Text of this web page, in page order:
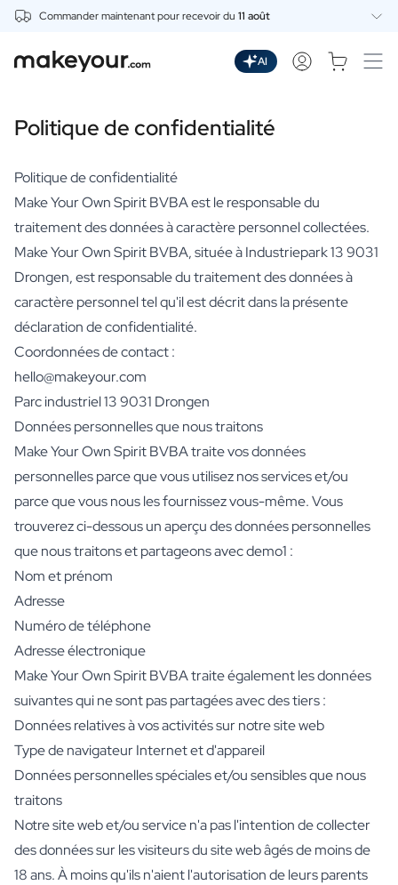
Commander maintenant pour recevoir du 11 août
Boissons
Whisky Personnalisé
Rhum Personnalisé
Limoncello Personnalisé
Spritz Personnalisé
Vermouth Personnalisé
Tequila Personnalisée
Bières
Bière Personnalisée
Coffret Cadeau de Bières
Vin Rouge Personnalisé
Vin Blanc Personnalisé
Vin Rosé Personnalisé
Cava Personnalisé
Champagne Personnalisé
Coffret Cadeau 2 x Vin
Coffret Cadeau 3 x Vin
Boissons Non Alcoolisées
Concentré de Gingembre Personnalisé
Alternative Non Alcoolisé pour Gin
Alternative Non Alcoolisé pour Rhum
Lifestyle
Lifestyle
Bouteille d'eau Personnalisée - Gourde
Flasque Personnalisé
Bougies
Bougie Personnalisée
Bâtonnets Parfumés Personnalisés
Fleurs
Vase à Fleurs Personnalisé
Cadre Photo Personnalisé
Puzzle Photo Personnalisé IA
Puzzle Photo Personnalisé IA
Puzzle Photo Personnalisé IA
AI
Politique de confidentialité
Politique de confidentialité
Make Your Own Spirit BVBA est le responsable du
traitement des données à caractère personnel collectées.
Make Your Own Spirit BVBA, située à Industriepark 13 9031
Drongen, est responsable du traitement des données à
caractère personnel tel qu'il est décrit dans la présente
déclaration de confidentialité.
Coordonnées de contact :
hello@makeyour.com
Parc industriel 13 9031 Drongen
Données personnelles que nous traitons
Make Your Own Spirit BVBA traite vos données
personnelles parce que vous utilisez nos services et/ou
parce que vous nous les fournissez vous-même. Vous
trouverez ci-dessous un aperçu des données personnelles
que nous traitons et partageons avec demo1 :
Nom et prénom
Adresse
Numéro de téléphone
Adresse électronique
Make Your Own Spirit BVBA traite également les données
suivantes qui ne sont pas partagées avec des tiers :
Données relatives à vos activités sur notre site web
Type de navigateur Internet et d'appareil
Données personnelles spéciales et/ou sensibles que nous
traitons
Notre site web et/ou service n'a pas l'intention de collecter
des données sur les visiteurs du site web âgés de moins de
18 ans. À moins qu'ils n'aient l'autorisation de leurs parents